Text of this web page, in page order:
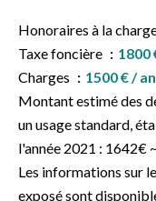
Honoraires à la
Taxe foncière
1800
Charges
1500 € / an
Montant estimé des
un usage standard,
l'année 2021 : 1642€
Les informations sur
exposé sont